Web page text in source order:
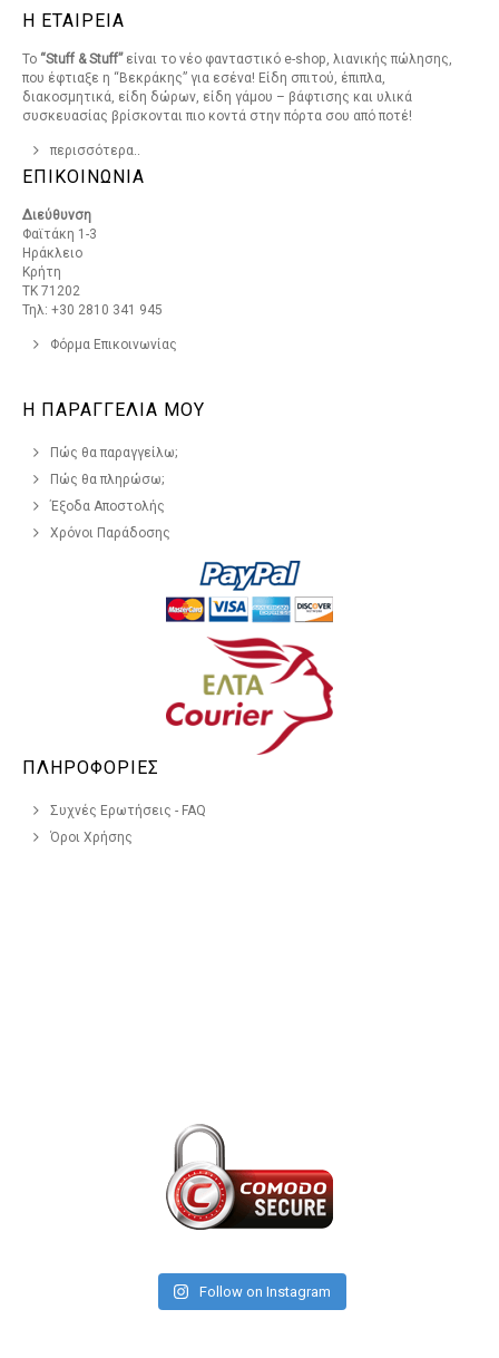
Η ΕΤΑΙΡΕΙΑ
Το “Stuff & Stuff”είναι το νέο φανταστικό e-shop, λιανικής πώλησης,
που έφτιαξε η “Βεκράκης” για εσένα! Είδη σπιτού, έπιπλα,
διακοσμητικά, είδη δώρων, είδη γάμου – βάφτισης και υλικά
συσκευασίας βρίσκονται πιο κοντά στην πόρτα σου από ποτέ!
περισσότερα..
ΕΠΙΚΟΙΝΩΝΙΑ
Διεύθυνση
Φαϊτάκη 1-3
Ηράκλειο
Κρήτη
ΤΚ 71202
Τηλ: +30 2810 341 945
Φόρμα Επικοινωνίας
Η ΠΑΡΑΓΓΕΛΙΑ ΜΟΥ
Πώς θα παραγγείλω;
Πώς θα πληρώσω;
Έξοδα Αποστολής
Χρόνοι Παράδοσης
ΠΛΗΡΟΦΟΡΙΕΣ
Συχνές Ερωτήσεις - FAQ
Όροι Χρήσης
Follow on Instagram